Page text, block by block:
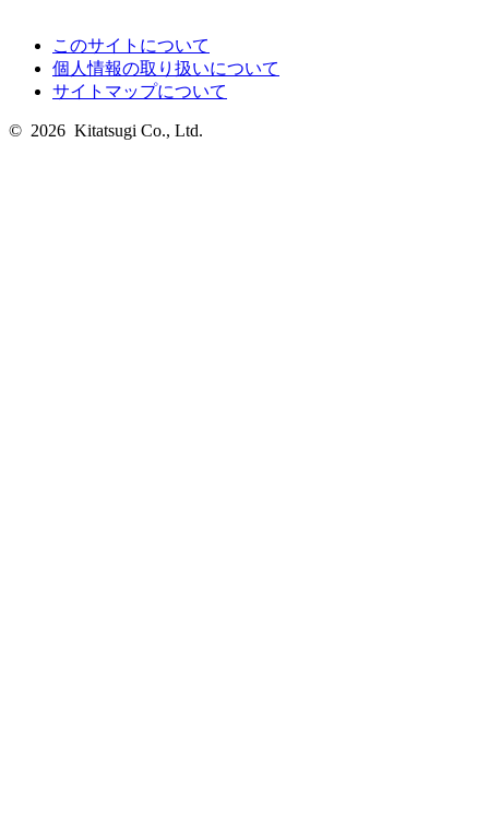
このサイトについて
個人情報の取り扱いについて
サイトマップについて
© 2026 Kitatsugi Co., Ltd.